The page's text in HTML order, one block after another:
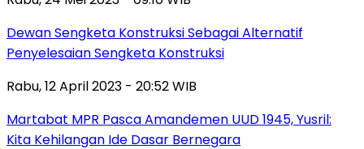
Dewan Sengketa Konstruksi Sebagai Alternatif
Penyelesaian Sengketa Konstruksi
Rabu, 12 April 2023 - 20:52 WIB
Martabat MPR Pasca Amandemen UUD 1945, Yusril:
Kita Kehilangan Ide Dasar Bernegara